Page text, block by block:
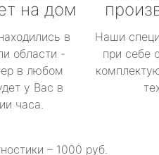
на дом
в
области -
в любом
у Вас в
часа.
Наши
при себе
– 1000 руб.